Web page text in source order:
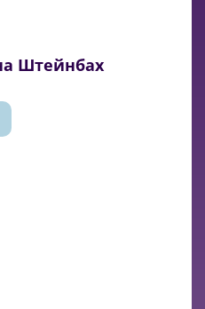
Штейнбах